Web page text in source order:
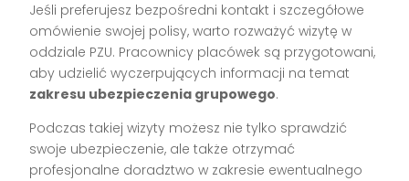
Jeśli preferujesz bezpośredni kontakt i szczegółowe
omówienie swojej polisy, warto rozważyć wizytę w
oddziale PZU. Pracownicy placówek są przygotowani,
aby udzielić wyczerpujących informacji na temat
zakresu ubezpieczenia grupowego.
Podczas takiej wizyty możesz nie tylko sprawdzić
swoje ubezpieczenie, ale także otrzymać
profesjonalne doradztwo w zakresie ewentualnego